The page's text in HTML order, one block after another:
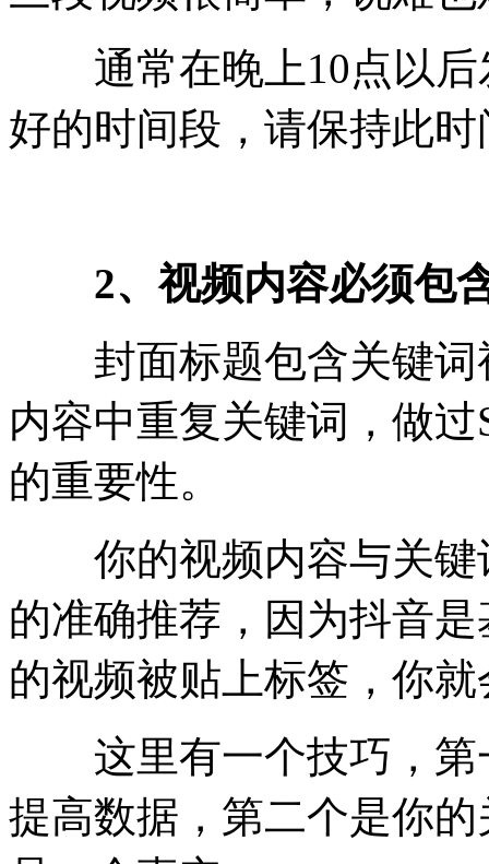
通常在晚上10点以后
好的时间段，请保持此
2、视频内容必须包
封面标题包含关键词
内容中重复关键词，做
的重要性。
你的视频内容与关键
的准确推荐，因为抖音
的视频被贴上标签，你
这里有一个技巧，第
提高数据，第二个是你